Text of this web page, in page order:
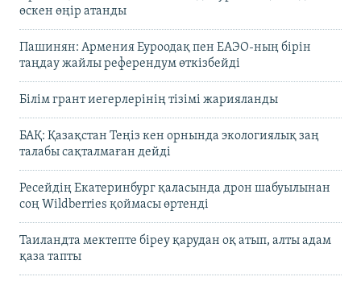
өскен өңір атанды
Пашинян: Армения Еуроодақ пен ЕАЭО-ның бірін
таңдау жайлы референдум өткізбейді
Білім грант иегерлерінің тізімі жарияланды
БАҚ: Қазақстан Теңіз кен орнында экологиялық заң
талабы сақталмаған дейді
Ресейдің Екатеринбург қаласында дрон шабуылынан
соң Wildberries қоймасы өртенді
Таиландта мектепте біреу қарудан оқ атып, алты адам
қаза тапты